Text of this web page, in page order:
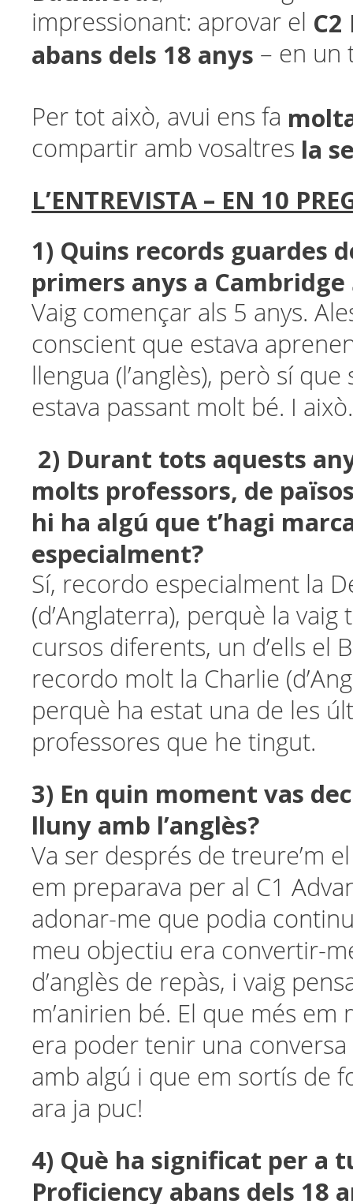
impressionant: aprovar el
abans dels 18 anys – en un
Per tot això, avui ens fa
compartir amb vosaltres la
L’ENTREVISTA – EN 10
1) Quins records guardes
primers anys a Cambridge
Vaig començar als 5 anys.
conscient que estava
llengua (l’anglès), però sí
estava passant molt bé. I
2) Durant tots aquests
molts professors, de
hi ha algú que t’hagi
especialment?
Sí, recordo especialment la
(d’Anglaterra), perquè la
cursos diferents, un d’ells el
recordo molt la Charlie
perquè ha estat una de les
professores que he tingut.
3) En quin moment vas
lluny amb l’anglès?
Va ser després de treure’m
em preparava per al C1
adonar-me que podia
meu objectiu era convertir-
d’anglès de repàs, i vaig
m’anirien bé. El que més em
era poder tenir una
amb algú i que em sortís de
ara ja puc!
4) Què ha significat per a
Proficiency abans dels 18